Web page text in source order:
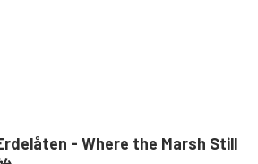
- Where the Marsh Still